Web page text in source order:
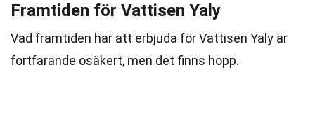
Framtiden för Vattisen Yaly
Vad framtiden har att erbjuda för Vattisen Yaly är
fortfarande osäkert, men det finns hopp.